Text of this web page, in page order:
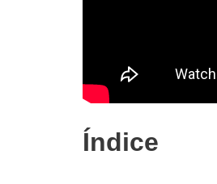
Índice